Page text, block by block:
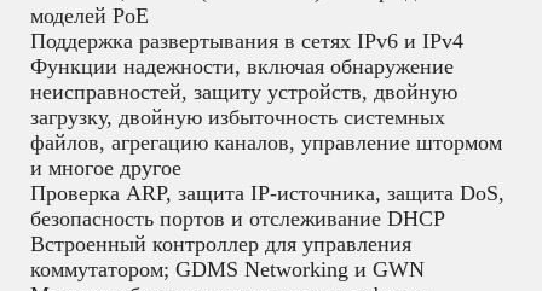
моделей PoE
Поддержка развертывания в сетях IPv6 и IPv4
Функции надежности, включая обнаружение
неисправностей, защиту устройств, двойную
загрузку, двойную избыточность системных
файлов, агрегацию каналов, управление штормом
и многое другое
Проверка ARP, защита IP-источника, защита DoS,
безопасность портов и отслеживание DHCP
Встроенный контроллер для управления
коммутатором; GDMS Networking и GWN